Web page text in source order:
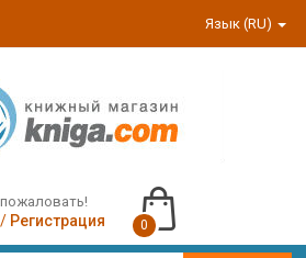
Язык (RU)
/ Регистрация 0